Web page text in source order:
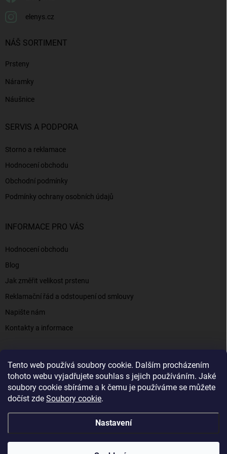
Tento web používá soubory cookie. Dalším procházením
tohoto webu vyjadřujete souhlas s jejich používáním. Jaké
soubory cookie sbíráme a k čemu je používáme se můžete
dočíst zde Soubory cookie.
Nastavení
elenys.cz
NÁŠ SORTIMENT
Prsteny
Náramky
Náušnice
SERVIS A PODPORA
Storno a reklamace
Hodnocení obchodu
Obchodní podmínky
Podmínky ochrany osobních údajů
INFORMACE PRO VÁS
Hodnocení obchodu
Blog
Jak změřit velikost prstenu
Reklamační řád a odstoupení od smlouvy
Napište nám
Kontakty a informace
Elenys.cz - šperky, kterým věříte už od roku 2016
Vytvořil Shoptet